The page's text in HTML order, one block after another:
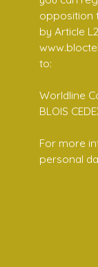
opposition
by Article
to:
Worldline
BLOIS
For more
personal